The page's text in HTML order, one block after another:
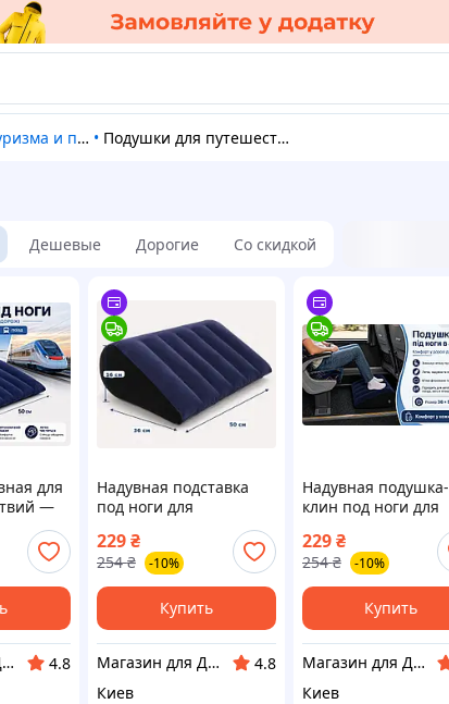
путешествий • Подушки для путешествий
Дешевые Дорогие Со скидкой
для
—
под
Магазин для Двоих
4.8
Надувная подставка
под ноги для
путешествий (в поезд,
автобус, самолет) —
Дорожная подушка для
ног
229₴
254 ₴ -10%
Купить
Магазин для Двоих
4.8
Киев
Надувная подушка-
клин под ноги для
автобус, поезд,
самолёт) —
Анатомическая
подставка под ноги
229 ₴
254 ₴ -10%
Купить
Магазин для Двоих
Киев